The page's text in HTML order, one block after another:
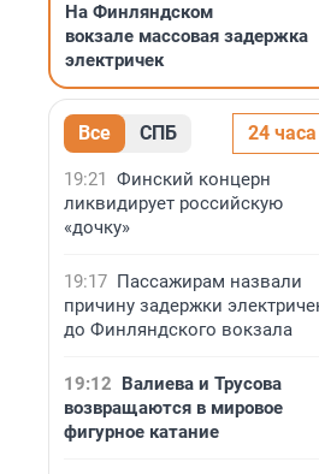
На Финляндском
вокзале массовая задержка
электричек
Все СПБ 24 часа
19:21 Финский концерн
ликвидирует российскую
«дочку»
19:17 Пассажирам назвали
причину задержки
до Финляндского вокзала
19:12 Валиева и Трусова
возвращаются в мировое
фигурное катание